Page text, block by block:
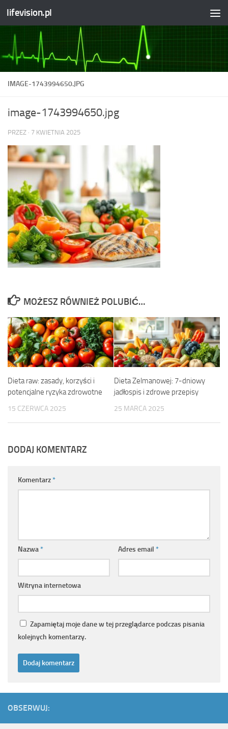
Skip to content
lifevision.pl
IMAGE-1743994650.JPG
image-1743994650.jpg
PRZEZ · 7 KWIETNIA 2025
MOŻESZ RÓWNIEŻ POLUBIĆ…
Dieta raw: zasady, korzyści i
potencjalne ryzyka zdrowotne
15 CZERWCA 2025
Dieta Zelmanowej: 7-dniowy
jadłospis i zdrowe przepisy
25 MARCA 2025
DODAJ KOMENTARZ
Komentarz*
Nazwa* Adres email *
Witryna internetowa
Zapamiętaj moje dane w tej przeglądarce podczas pisania
kolejnych komentarzy.
OBSERWUJ: